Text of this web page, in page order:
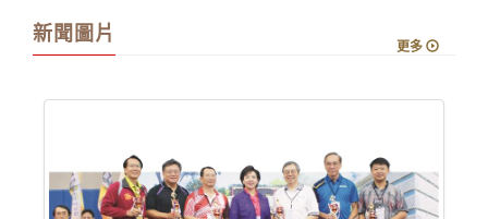
是經由古典文學及當時流行之藝文思潮滋養累積而成的淵
博學識。部分承襲先哲衣索（Esopo）、馬爾希爾